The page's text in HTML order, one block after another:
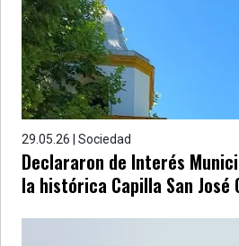
Provincia
Salud
Cultura
Educación
29.05.26 | Sociedad
Declararon de Interés
la histórica Capilla San José